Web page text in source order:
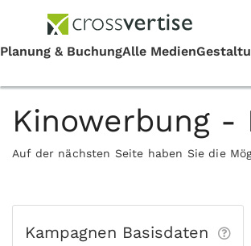
Kinowerbung -
Auf der nächsten Seite haben Sie die
Kampagnen Basisdaten